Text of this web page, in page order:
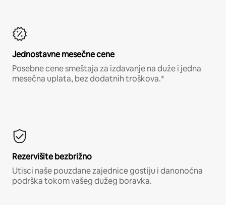
Jednostavne mesečne cene
Posebne cene smeštaja za izdavanje na duže i jedna
mesečna uplata, bez dodatnih troškova.*
Rezervišite bezbrižno
Utisci naše pouzdane zajednice gostiju i danonoćna
podrška tokom vašeg dužeg boravka.